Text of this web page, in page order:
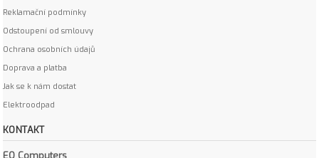
Reklamační podmínky
Odstoupení od smlouvy
Ochrana osobních údajů
Doprava a platba
Jak se k nám dostat
Elektroodpad
KONTAKT
EO Computers